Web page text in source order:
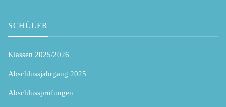
SCHÜLER
Klassen 2025/2026
Abschlussjahrgang 2025
Abschlussprüfungen